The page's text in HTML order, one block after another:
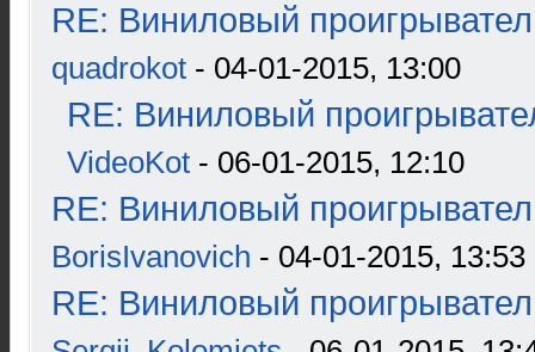
RE: Виниловый
quadrokot - 04-01-2015, 13:00
RE: Виниловый
VideoKot - 06-01-2015, 12:10
RE: Виниловый
BorisIvanovich - 04-01-2015, 13:53
RE: Виниловый